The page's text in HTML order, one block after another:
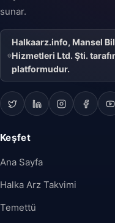
sunar.
Halkaarz.info, Mansel
Hizmetleri Ltd. Şti.
platformudur.
Keşfet
Ana Sayfa
Halka Arz Takvimi
Temettü